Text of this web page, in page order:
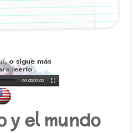
00:00|00:00
y el mundo